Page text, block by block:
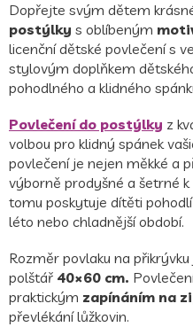
Dopřejte svým dětem
postýlky s oblíbeným
licenční dětské povlečení s
stylovým doplňkem
pohodlného a klidného
Povlečení do postýlky z
volbou pro klidný spánek
povlečení je nejen měkké a
výborně prodyšné a šetrné
tomu poskytuje dítěti
léto nebo chladnější období.
Rozměr povlaku na přikrývku
polštář 40×60 cm.
praktickým zapínáním na
převlékání lůžkovin.